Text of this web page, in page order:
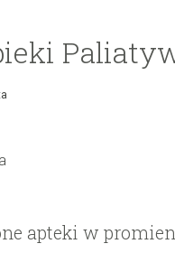
apteki w